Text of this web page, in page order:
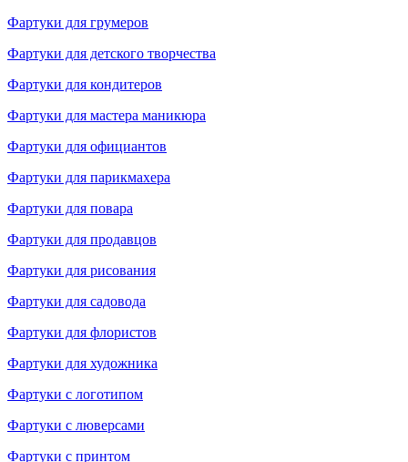
Фартуки для грумеров
Фартуки для детского творчества
Фартуки для кондитеров
Фартуки для мастера маникюра
Фартуки для официантов
Фартуки для парикмахера
Фартуки для повара
Фартуки для продавцов
Фартуки для рисования
Фартуки для садовода
Фартуки для флористов
Фартуки для художника
Фартуки с логотипом
Фартуки с люверсами
Фартуки с принтом